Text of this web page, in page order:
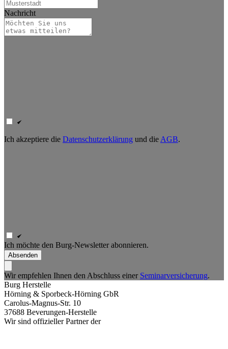
Nachricht
Ich akzeptiere die Datenschutzerklärung und dieAGB.
Ich möchte den Burg-Newsletter abonnieren.
Absenden
Wir empfehlen Ihnen den Abschluss einer Seminarversicherung.
Burg Herstelle
Hörning & Sporbeck-Hörning GbR
Carolus-Magnus-Str. 10
37688 Beverungen-Herstelle
Wir sind offizieller Partner der